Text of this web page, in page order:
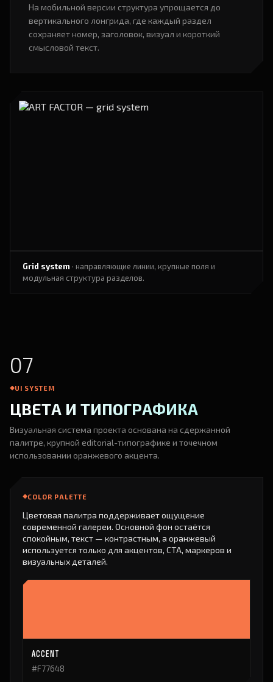
На мобильной версии структура упрощается до
вертикального лонгрида, где каждый раздел
сохраняет номер, заголовок, визуал и короткий
смысловой текст.
Grid system · направляющие линии, крупные поля и
модульная структура разделов.
07
UI SYSTEM
ЦВЕТА И ТИПОГРАФИКА
Визуальная система проекта основана на сдержанной
палитре, крупной editorial-типографике и точечном
использовании оранжевого акцента.
COLOR PALETTE
Цветовая палитра поддерживает ощущение
современной галереи. Основной фон остаётся
спокойным, текст — контрастным, а оранжевый
используется только для акцентов, CTA, маркеров и
визуальных деталей.
ACCENT
#F77648